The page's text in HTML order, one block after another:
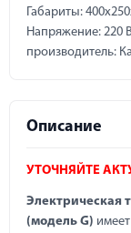
Габариты:
Напряжение: 220
производитель:
Описание
УТОЧНЯЙТЕ
Электрическая
(модель G)